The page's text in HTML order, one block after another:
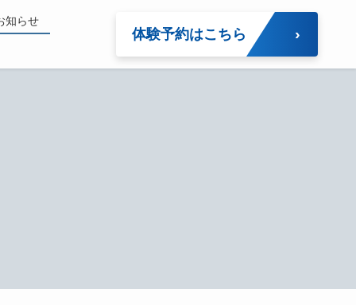
知らせ
体験予約はこちら